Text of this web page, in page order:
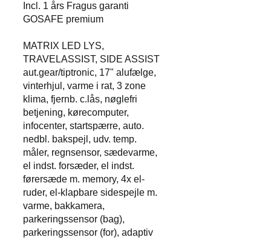
Incl. 1 års Fragus garanti
GOSAFE premium
MATRIX LED LYS,
TRAVELASSIST, SIDE ASSIST
aut.gear/tiptronic, 17" alufælge,
vinterhjul, varme i rat, 3 zone
klima, fjernb. c.lås, nøglefri
betjening, kørecomputer,
infocenter, startspærre, auto.
nedbl. bakspejl, udv. temp.
måler, regnsensor, sædevarme,
el indst. forsæder, el indst.
førersæde m. memory, 4x el-
ruder, el-klapbare sidespejle m.
varme, bakkamera,
parkeringssensor (bag),
parkeringssensor (for), adaptiv